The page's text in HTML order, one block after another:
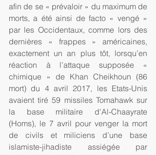
afin de se « prévaloir » du maximum de
morts, a été ainsi de facto « vengé »
par les Occidentaux, comme lors des
dernières « frappes » américaines,
exactement un an plus tôt, lorsqu’en
réaction à l’attaque supposée «
chimique » de Khan Cheikhoun (86
mort) du 4 avril 2017, les Etats-Unis
avaient tiré 59 missiles Tomahawk sur
la base militaire d'Al-Chaayrate
(Homs), le 7 avril pour venger la mort
de civils et miliciens d’une base
islamiste-jihadiste assiégée par